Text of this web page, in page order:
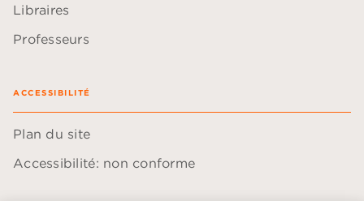
Libraires
Professeurs
ACCESSIBILITÉ
Plan du site
Accessibilité: non conforme